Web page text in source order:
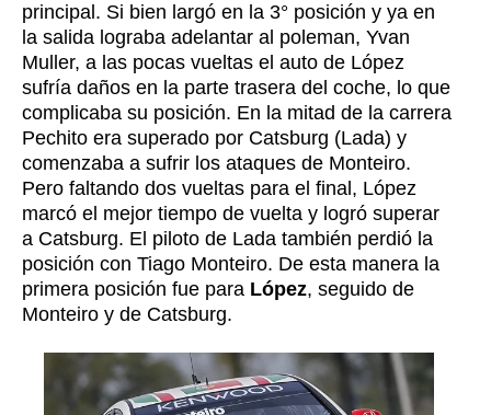
principal. Si bien largó en la 3° posición y ya en
la salida lograba adelantar al poleman, Yvan
Muller, a las pocas vueltas el auto de López
sufría daños en la parte trasera del coche, lo que
complicaba su posición. En la mitad de la carrera
Pechito era superado por Catsburg (Lada) y
comenzaba a sufrir los ataques de Monteiro.
Pero faltando dos vueltas para el final, López
marcó el mejor tiempo de vuelta y logró superar
a Catsburg. El piloto de Lada también perdió la
posición con Tiago Monteiro. De esta manera la
primera posición fue para López, seguido de
Monteiro y de Catsburg.